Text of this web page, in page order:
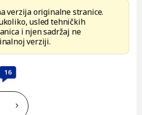
verzija originalne stranice.
usled tehničkih
i njen sadržaj ne
verziji.
16